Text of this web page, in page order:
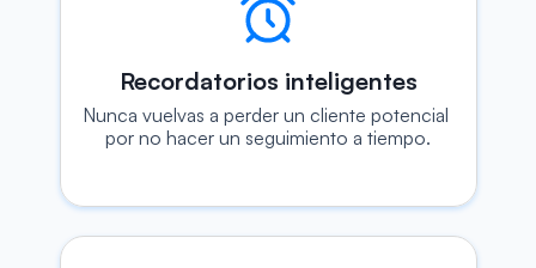
Recordatorios inteligentes
Nunca vuelvas a perder un cliente potencial
por no hacer un seguimiento a tiempo.